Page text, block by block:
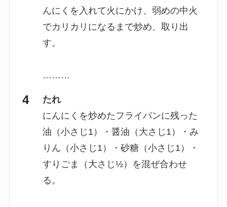
んにくを入れて火にかけ、弱めの中火
でカリカリになるまで炒め、取り出
す。
………
たれ
にんにくを炒めたフライパンに残った
油（小さじ1）・醤油（大さじ1）・み
りん（小さじ1）・砂糖（小さじ1）・
すりごま（大さじ½）を混ぜ合わせ
る。